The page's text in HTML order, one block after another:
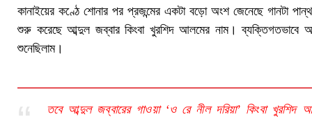
কানাইয়ের কণ্ঠে শোনার পর প্রজন্মের একটা বড়ো অংশ জেনেছে গানটা
শুরু করেছে আব্দুল জব্বার কিংবা খুরশিদ আলমের নাম। ব্যক্তিগতভাবে
শুনেছিলাম।
তবে আব্দুল জব্বারের গাওয়া ‘ও রে নীল দরিয়া’ কিংবা